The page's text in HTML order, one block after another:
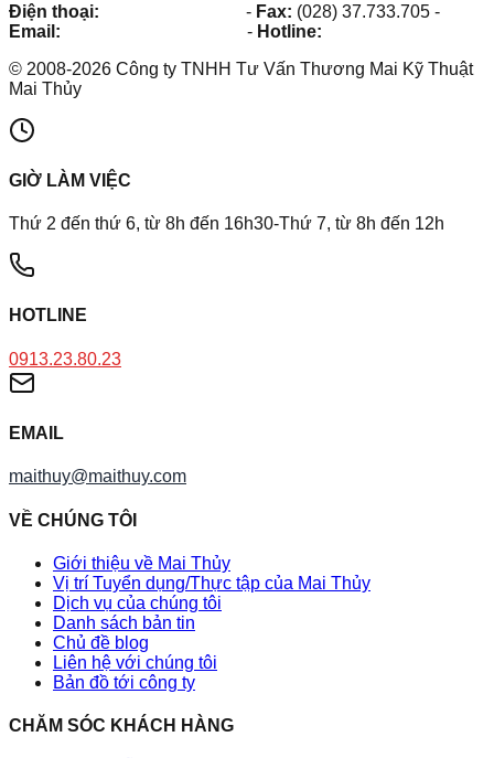
Điện thoại:
- Fax: (028) 37.733.705 -
Email:
- Hotline:
© 2008-2026 Công ty TNHH Tư Vấn Thương Mai Kỹ Thuật
Mai Thủy
GIỜ LÀM VIỆC
Thứ 2 đến thứ 6, từ 8h đến 16h30-Thứ 7, từ 8h đến 12h
HOTLINE
0913.23.80.23
EMAIL
maithuy@maithuy.com
VỀ CHÚNG TÔI
Giới thiệu về Mai Thủy
Vị trí Tuyển dụng/Thực tập của Mai Thủy
Dịch vụ của chúng tôi
Danh sách bản tin
Chủ đề blog
Liên hệ với chúng tôi
Bản đồ tới công ty
CHĂM SÓC KHÁCH HÀNG